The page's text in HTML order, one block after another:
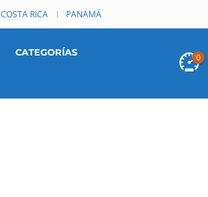
COSTA RICA PANAMÁ
0
CATEGORÍAS